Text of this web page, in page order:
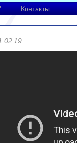
Контакты